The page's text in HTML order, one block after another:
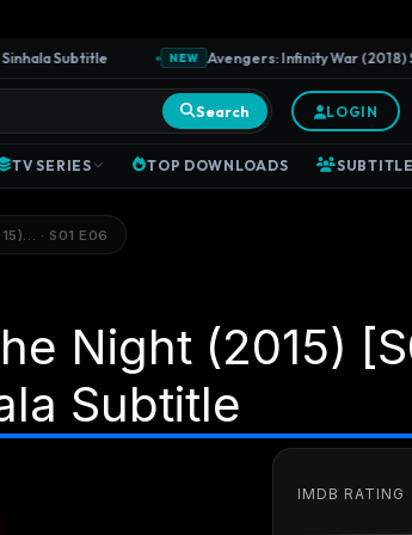
Subtitle NEW Avengers: Infinity War (2018)
Search LOGIN
TV SERIES TOP DOWNLOADS
· S01 E06
Night (2015)
Subtitle
IMDB RATING